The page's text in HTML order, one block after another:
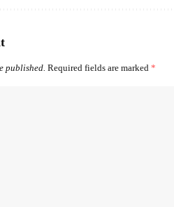
published. Required fields are marked *